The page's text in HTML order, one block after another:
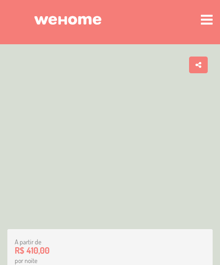
A partir de
R$ 410,00
por noite